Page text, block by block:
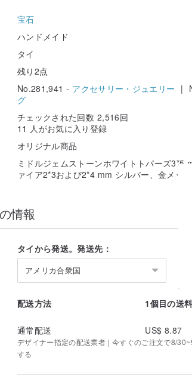
宝石
ハンドメイド
タイ
残り2点
No.281,941 - アクセサリー・ジュエリー |
グ
チェックされた回数 2,516回
11 人がお気に入り登録
オリジナル商品
ミドルジェムストーンホワイトトパーズ3*5
ァイア2*3および2*4 mm シルバー、金メッキ
情報
タイから発送。発送先：
アメリカ合衆国
配送方法 1個目の送料
通常配送
US$ 8.87
デザイナー指定の配送業者 | 今すぐのご注文で8/
する